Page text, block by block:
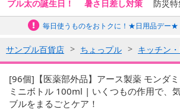
プル太の誕生日！ 暑さ日差し対策 防災
毎日使うものをおトクに！★日用品デー★
サンプル百貨店 ちょっプル キッチン
[96個]【医薬部外品】アース製薬 モンダ
ミニボトル 100ml | いくつもの作用で、
ブルをまるごとケア！